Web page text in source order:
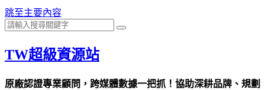
跳至主要內容
TW超級資源站
原廠認證專業顧問，跨媒體數據一把抓！協助深耕品牌、規劃